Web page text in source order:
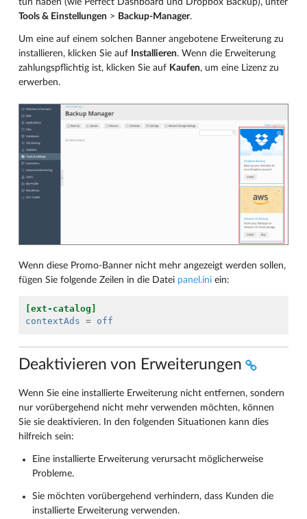
Tools & Einstellungen > Backup-Manager.
Um eine auf einem solchen Banner angebotene Erweiterung zu
installieren, klicken Sie auf Installieren. Wenn die Erweiterung
zahlungspflichtig ist, klicken Sie auf Kaufen, um eine Lizenz zu
erwerben.
Wenn diese Promo-Banner nicht mehr angezeigt werden sollen,
fügen Sie folgende Zeilen in die Datei panel.ini ein:
[ext-catalog]
contextAds = off
Deaktivieren von Erweiterungen
Wenn Sie eine installierte Erweiterung nicht entfernen, sondern
nur vorübergehend nicht mehr verwenden möchten, können
Sie sie deaktivieren. In den folgenden Situationen kann dies
hilfreich sein:
Eine installierte Erweiterung verursacht möglicherweise
Probleme.
Sie möchten vorübergehend verhindern, dass Kunden die
installierte Erweiterung verwenden.